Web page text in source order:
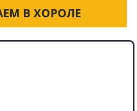
В ХОРОЛЕ